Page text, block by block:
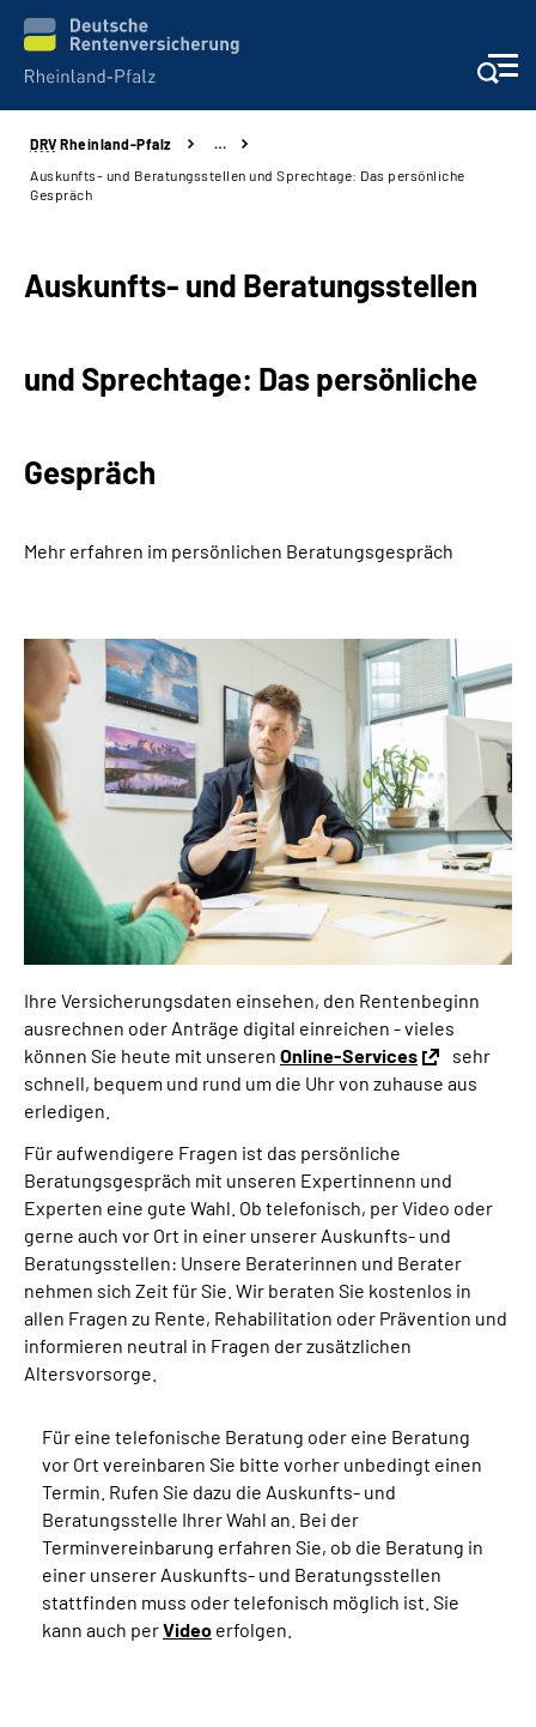
Unsere Leistungen
Online-Services
Über uns
Inhalte in Gebärdensprache (DGS)
Suche
Mein Kundenportal
DRV Rheinland-Pfalz
…
Auskunfts- und Beratungsstellen und Sprechtage: Das persönliche
Gespräch
Auskunfts- und Beratungsstellen
und Sprechtage: Das persönliche
Gespräch
Mehr erfahren im persönlichen Beratungsgespräch
Ihre Versicherungsdaten einsehen, den Rentenbeginn
ausrechnen oder Anträge digital einreichen - vieles
können Sie heute mit unseren Online-Services
sehr
schnell, bequem und rund um die Uhr von zuhause aus
erledigen.
Für aufwendigere Fragen ist das persönliche
Beratungsgespräch mit unseren Expertinnenn und
Experten eine gute Wahl. Ob telefonisch, per Video oder
gerne auch vor Ort in einer unserer Auskunfts- und
Beratungsstellen: Unsere Beraterinnen und Berater
nehmen sich Zeit für Sie. Wir beraten Sie kostenlos in
allen Fragen zu Rente, Rehabilitation oder Prävention und
informieren neutral in Fragen der zusätzlichen
Altersvorsorge.
Für eine telefonische Beratung oder eine Beratung
vor Ort vereinbaren Sie bitte vorher unbedingt einen
Termin. Rufen Sie dazu die Auskunfts- und
Beratungsstelle Ihrer Wahl an. Bei der
Terminvereinbarung erfahren Sie, ob die Beratung in
einer unserer Auskunfts- und Beratungsstellen
stattfinden muss oder telefonisch möglich ist. Sie
kann auch perVideo erfolgen.